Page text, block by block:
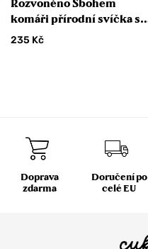
Rozvoněno Sbohem
komáři přírodní svíčka s
BIO citronelou a levandulí
235 Kč
Doprava
zdarma
Doručení po
celé EU